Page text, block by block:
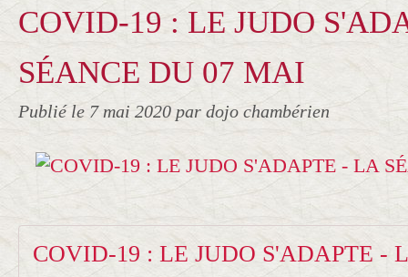
COVID-19 : LE JUDO
SÉANCE DU 07 MAI
Publié le 7 mai 2020 par dojo chambérien